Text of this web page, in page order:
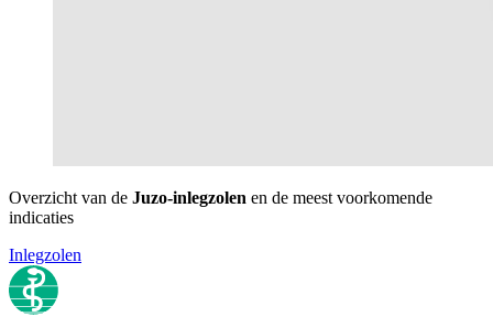
Overzicht van de Juzo-inlegzolen en de meest voorkomende
indicaties
Inlegzolen